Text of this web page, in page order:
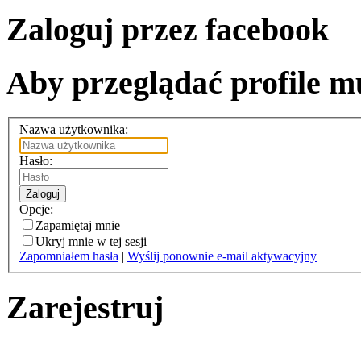
Zaloguj przez facebook
Aby przeglądać profile
Nazwa użytkownika:
Hasło:
Zaloguj
Opcje:
Zapamiętaj mnie
Ukryj mnie w tej sesji
Zapomniałem hasła | Wyślij ponownie e-mail aktywacyjny
Zarejestruj